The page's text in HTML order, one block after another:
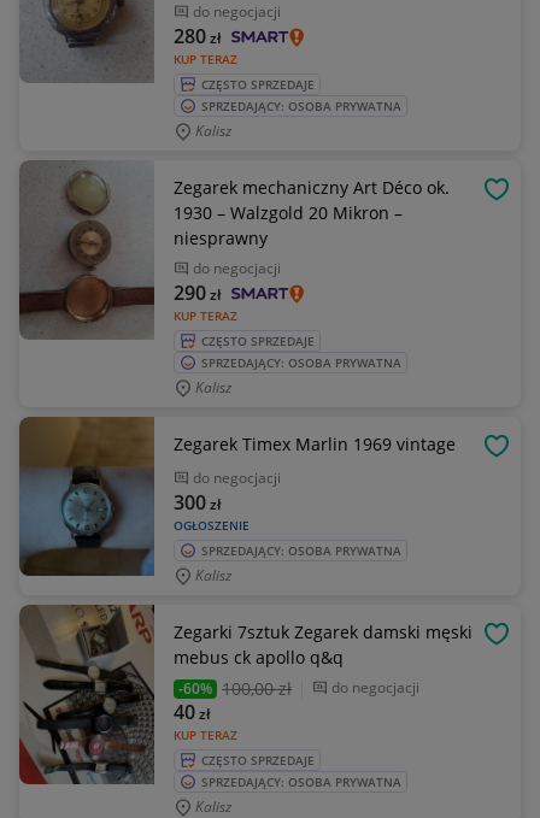
do negocjacji
KUP TERAZ
280zł
CZĘSTO SPRZEDAJE
SPRZEDAJĄCY: OSOBA PRYWATNA
Kalisz
Zegarek mechaniczny Art Déco ok.
1930 – Walzgold 20 Mikron –
niesprawny
do negocjacji
KUP TERAZ
290zł
CZĘSTO SPRZEDAJE
SPRZEDAJĄCY: OSOBA PRYWATNA
Kalisz
Zegarek Timex Marlin 1969 vintage
do negocjacji
OGŁOSZENIE
300zł
SPRZEDAJĄCY: OSOBA PRYWATNA
Kalisz
Zegarki 7sztuk Zegarek damski męski
mebus ck apollo q&q
-60% 100,00 zł do negocjacji
KUP TERAZ
40zł
CZĘSTO SPRZEDAJE
SPRZEDAJĄCY: OSOBA PRYWATNA
Kalisz